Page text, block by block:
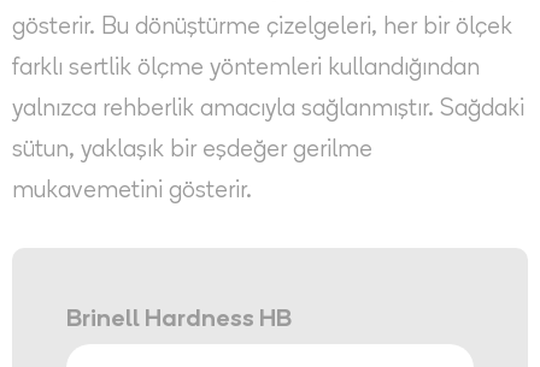
gösterir. Bu dönüştürme çizelgeleri, her bir ölçek
farklı sertlik ölçme yöntemleri kullandığından
yalnızca rehberlik amacıyla sağlanmıştır. Sağdaki
sütun, yaklaşık bir eşdeğer gerilme
mukavemetini gösterir.
Brinell Hardness HB